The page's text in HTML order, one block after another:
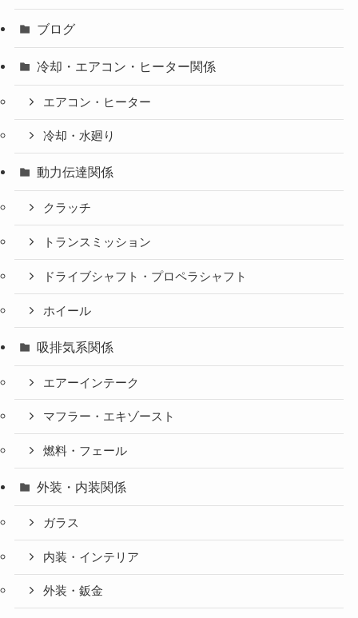
ブログ
冷却・エアコン・ヒーター関係
エアコン・ヒーター
冷却・水廻り
動力伝達関係
クラッチ
トランスミッション
ドライブシャフト・プロペラシャフト
ホイール
吸排気系関係
エアーインテーク
マフラー・エキゾースト
燃料・フェール
外装・内装関係
ガラス
内装・インテリア
外装・鈑金